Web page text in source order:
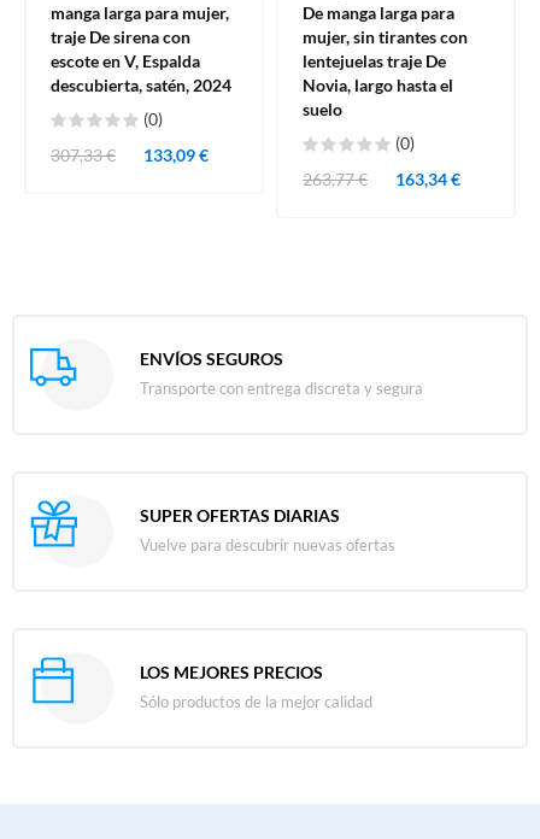
manga larga para mujer,
traje De sirena con
escote en V, Espalda
descubierta, satén, 2024
(0)
307,33 €
133,09 €
De manga larga para
mujer, sin tirantes con
lentejuelas traje De
Novia, largo hasta el
suelo
(0)
263,77 €
163,34 €
ENVÍOS SEGUROS
Transporte con entrega discreta y segura
SUPER OFERTAS DIARIAS
Vuelve para descubrir nuevas ofertas
LOS MEJORES PRECIOS
Sólo productos de la mejor calidad